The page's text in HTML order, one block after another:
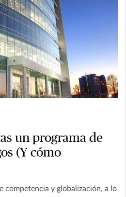
un programa de
(Y cómo
competencia y globalización, a lo